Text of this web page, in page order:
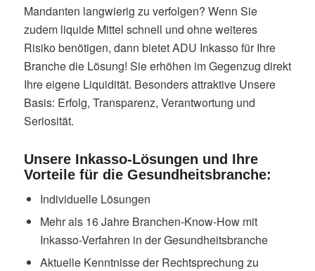
Mandanten langwierig zu verfolgen? Wenn Sie
zudem liquide Mittel schnell und ohne weiteres
Risiko benötigen, dann bietet ADU Inkasso für Ihre
Branche die Lösung! Sie erhöhen im Gegenzug direkt
Ihre eigene Liquidität. Besonders attraktive Unsere
Basis: Erfolg, Transparenz, Verantwortung und
Seriosität.
Unsere Inkasso-Lösungen und Ihre
Vorteile für die Gesundheitsbranche:
Individuelle Lösungen
Mehr als 16 Jahre Branchen-Know-How mit
Inkasso-Verfahren in der Gesundheitsbranche
Aktuelle Kenntnisse der Rechtsprechung zu